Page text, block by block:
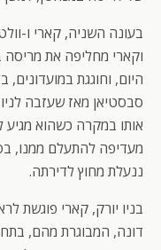
בעונה השניה, קארי ו-
וקארי מחליפה את מריסה
היום, וחוגגת
סבסטיאן מאז שעזבה
אותו במקרה כשהוא מגיע
מעדיפה להתעלם ממנו,
ננעלת מחוץ לדירתה.
בניו יורק, קארי פוגשת